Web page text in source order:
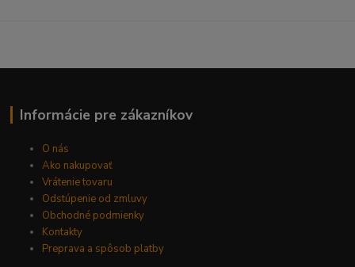
Informácie pre zákazníkov
O nás
Ako nakupovať
Vrátenie tovaru
Odstúpenie od zmluvy
Obchodné podmienky
Kontakty
Preprava a spôsob platby